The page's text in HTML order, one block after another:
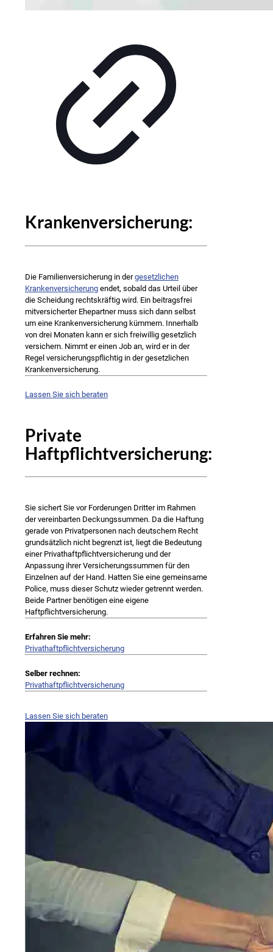
Krankenversicherung:
Die Familienversicherung in dergesetzlichen
Krankenversicherung endet, sobald das Urteil über
die Scheidung rechtskräftig wird. Ein beitragsfrei
mitversicherter Ehepartner muss sich dann selbst
um eine Krankenversicherung kümmern. Innerhalb
von drei Monaten kann er sich freiwillig gesetzlich
versichern. Nimmt er einen Job an, wird er in der
Regel versicherungspflichtig in der gesetzlichen
Krankenversicherung.
Lassen Sie sich beraten
Private
Haftpflichtversicherung:
Sie sichert Sie vor Forderungen Dritter im Rahmen
der vereinbarten Deckungssummen. Da die Haftung
gerade von Privatpersonen nach deutschem Recht
grundsätzlich nicht begrenzt ist, liegt die Bedeutung
einer Privathaftpflichtversicherung und der
Anpassung ihrer Versicherungssummen für den
Einzelnen auf der Hand. Hatten Sie eine gemeinsame
Police, muss dieser Schutz wieder getrennt werden.
Beide Partner benötigen eine eigene
Haftpflichtversicherung.
Erfahren Sie mehr:
Privathaftpflichtversicherung
Selber rechnen:
Privathaftpflichtversicherung
Lassen Sie sich beraten